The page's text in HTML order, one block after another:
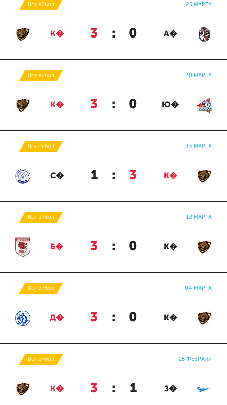
Волейбол 25 МАРТА
К� 3 : 0 А�
Волейбол 20 МАРТА
К� 3 : 0 Ю�
Волейбол 15 МАРТА
С� 1 : 3 К�
Волейбол 12 МАРТА
Б� 3 : 0 К�
Волейбол 04 МАРТА
Д� 3 : 0 К�
Волейбол 25 ФЕВРАЛЯ
К� 3 : 1 З�